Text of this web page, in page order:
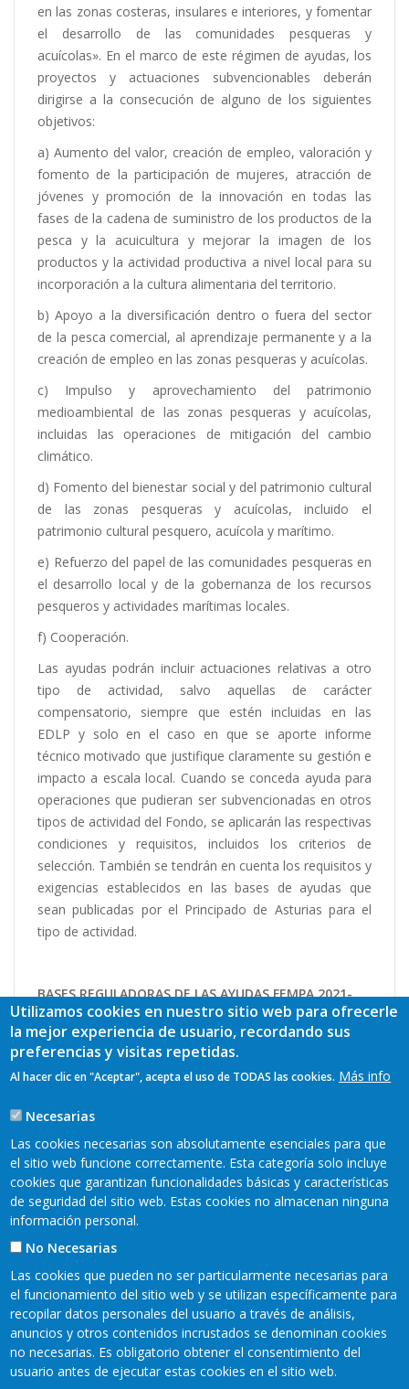
en las zonas costeras, insulares e interiores, y fomentar
el desarrollo de las comunidades pesqueras y
acuícolas». En el marco de este régimen de ayudas, los
proyectos y actuaciones subvencionables deberán
dirigirse a la consecución de alguno de los siguientes
objetivos:
a) Aumento del valor, creación de empleo, valoración y
fomento de la participación de mujeres, atracción de
jóvenes y promoción de la innovación en todas las
fases de la cadena de suministro de los productos de la
pesca y la acuicultura y mejorar la imagen de los
productos y la actividad productiva a nivel local para su
incorporación a la cultura alimentaria del territorio.
b) Apoyo a la diversificación dentro o fuera del sector
de la pesca comercial, al aprendizaje permanente y a la
creación de empleo en las zonas pesqueras y acuícolas.
c) Impulso y aprovechamiento del patrimonio
medioambiental de las zonas pesqueras y acuícolas,
incluidas las operaciones de mitigación del cambio
climático.
d) Fomento del bienestar social y del patrimonio cultural
de las zonas pesqueras y acuícolas, incluido el
patrimonio cultural pesquero, acuícola y marítimo.
e) Refuerzo del papel de las comunidades pesqueras en
el desarrollo local y de la gobernanza de los recursos
pesqueros y actividades marítimas locales.
f) Cooperación.
Las ayudas podrán incluir actuaciones relativas a otro
tipo de actividad, salvo aquellas de carácter
compensatorio, siempre que estén incluidas en las
EDLP y solo en el caso en que se aporte informe
técnico motivado que justifique claramente su gestión e
impacto a escala local. Cuando se conceda ayuda para
operaciones que pudieran ser subvencionadas en otros
tipos de actividad del Fondo, se aplicarán las respectivas
condiciones y requisitos, incluidos los criterios de
selección. También se tendrán en cuenta los requisitos y
exigencias establecidos en las bases de ayudas que
sean publicadas por el Principado de Asturias para el
tipo de actividad.
BASES REGULADORAS DE LAS AYUDAS FEMPA 2021-
2027
Resolución de 31 de mayo de 2024, de la
Consejería de Medio Rural y Política Agraria, por
la que se establecen las bases reguladoras de las
desarrollo local participativo de los Grupos de
Acción Local del Sector Pesquero, en el marco del
FEMPA 2021-2027
Pie
Mapa web
Aviso legal
Política de privacidad
Cookies
Utilizamos cookies en nuestro sitio web para ofrecerle
la mejor experiencia de usuario, recordando sus
preferencias y visitas repetidas.
Al hacer clic en "Aceptar", acepta el uso de TODAS las cookies. Más info
Necesarias
Las cookies necesarias son absolutamente esenciales para que
el sitio web funcione correctamente. Esta categoría solo incluye
cookies que garantizan funcionalidades básicas y características
de seguridad del sitio web. Estas cookies no almacenan ninguna
información personal.
No Necesarias
Las cookies que pueden no ser particularmente necesarias para
el funcionamiento del sitio web y se utilizan específicamente para
recopilar datos personales del usuario a través de análisis,
anuncios y otros contenidos incrustados se denominan cookies
no necesarias. Es obligatorio obtener el consentimiento del
usuario antes de ejecutar estas cookies en el sitio web.